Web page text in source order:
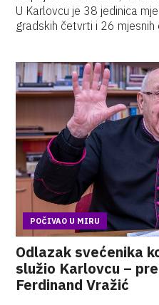
U Karlovcu je 38 jedinica
gradskih četvrti i 26 mjesnih
POČIVAO U MIRU
Odlazak svećenika
služio Karlovcu –
Ferdinand Vražić